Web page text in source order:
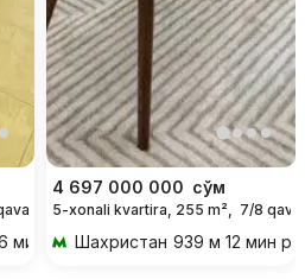
мин transportda
4 697 000 000 сўм
5-xonali kvartira, 255 m², 7/8 qavat
Шахристан 939 м 12 мин